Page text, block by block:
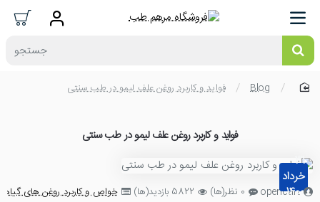
جستجو
home
Blog فواید و کاربرد روغن علف لیمو در طب سنتی
فواید و کاربرد روغن علف لیمو در طب سنتی
31
خرداد
1400
opencart 0 نظر(ها) 5822 بازدید(ها) خواص و کاربرد روغن های